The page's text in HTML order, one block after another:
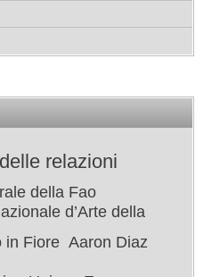
relazioni
della Fao
d’Arte della
in Fiore Aaron Diaz